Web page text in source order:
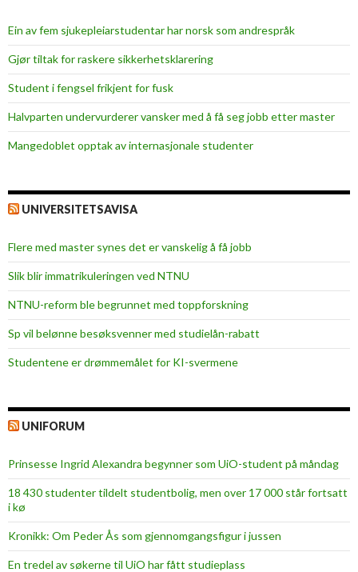
Ein av fem sjukepleiar­studentar har norsk som andrespråk
Gjør tiltak for raskere sikkerhets­klarering
Student i fengsel frikjent for fusk
Halvparten undervurderer vansker med å få seg jobb etter master
Mangedoblet opptak av internasjonale studenter
UNIVERSITETSAVISA
Flere med master synes det er vanskelig å få jobb
Slik blir immatrikuleringen ved NTNU
NTNU-reform ble begrunnet med toppforskning
Sp vil belønne besøksvenner med studielån-rabatt
Studentene er drømmemålet for KI-svermene
UNIFORUM
Prinsesse Ingrid Alexandra begynner som UiO-student på måndag
18 430 studenter tildelt studentbolig, men over 17 000 står fortsatt
i kø
Kronikk: Om Peder Ås som gjennomgangsfigur i jussen
En tredel av søkerne til UiO har fått studieplass